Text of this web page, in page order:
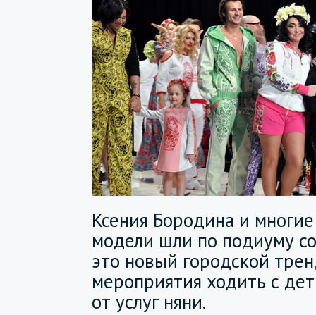
Ксения Бородина и
модели шли по подиуму
это новый городской
мероприятия ходить с
от услуг няни.